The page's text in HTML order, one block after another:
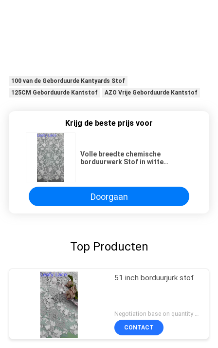
100 van de Geborduurde Kantyards Stof
125CM Geborduurde Kantstof
AZO Vrije Geborduurde Kantstof
Krijg de beste prijs voor
Volle breedte chemische
borduurwerk Stof in witte
kleding
Doorgaan
Top Producten
51 inch borduurjurk stof
Negotiation base on quantity MOQ:15y
CONTACT